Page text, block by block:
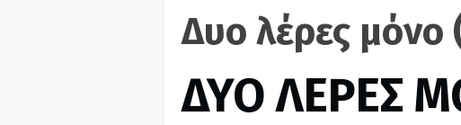
Δυο λέρες
ΔΥΟ ΛΕΡΕΣ